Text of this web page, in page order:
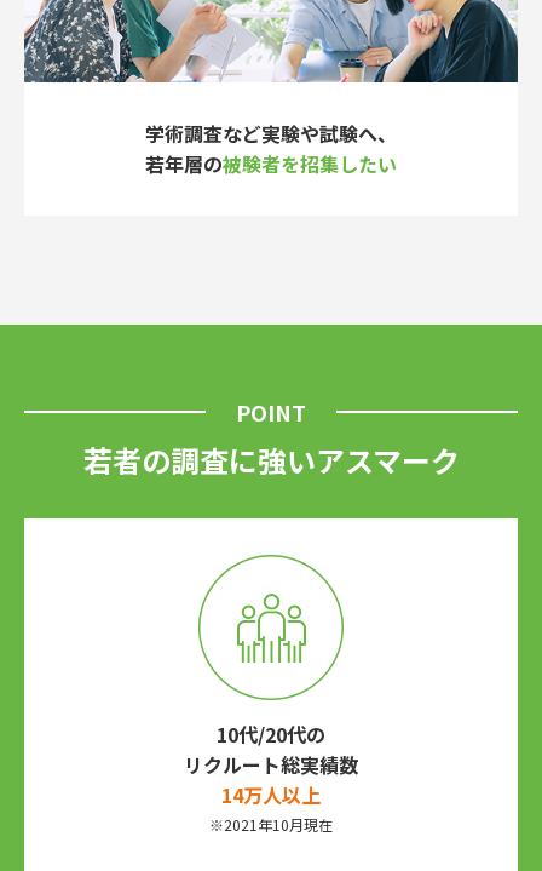
学術調査など実験や試験へ、
若年層の被験者を招集したい
POINT
若者の調査に強いアスマーク
10代/20代の
リクルート総実績数
14万人以上
※2021年10⽉現在